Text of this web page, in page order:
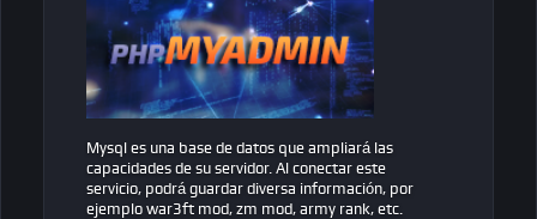
Mysql es una base de datos que ampliará las
capacidades de su servidor. Al conectar este
servicio, podrá guardar diversa información, por
ejemplo war3ft mod, zm mod, army rank, etc.